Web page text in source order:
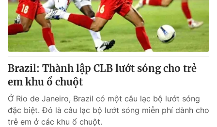
VTV Sức khoẻ Bất động sản
Thị trường 24h Tấm lòng Việt
VTV4 Vươn mình bằng AI
Liên hệ tòa soạn English
Brazil: Thành lập CLB lướt sóng cho trẻ
em khu ổ chuột
Ở Rio de Janeiro, Brazil có một câu lạc bộ lướt sóng
đặc biệt. Đó là câu lạc bộ lướt sóng miễn phí dành cho
trẻ em ở các khu ổ chuột.